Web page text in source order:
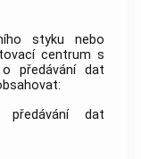
styku nebo
centrum s
předávání dat
dat